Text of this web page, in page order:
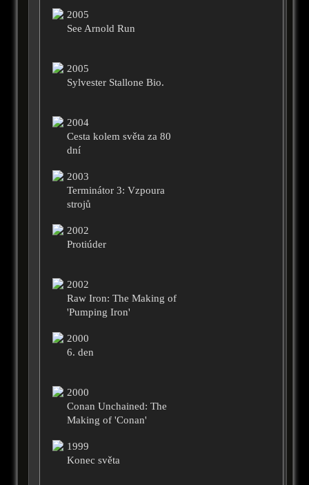
2005
See Arnold Run
2005
Sylvester Stallone Bio.
2004
Cesta kolem světa za 80
dní
2003
Terminátor 3: Vzpoura
strojů
2002
Protiúder
2002
Raw Iron: The Making of
'Pumping Iron'
2000
6. den
2000
Conan Unchained: The
Making of 'Conan'
1999
Konec světa